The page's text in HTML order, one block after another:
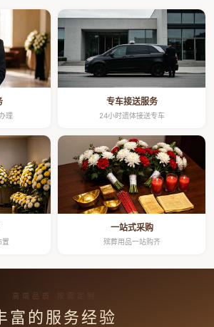
理
专车接送服务
24小时遗体接送专车
置
一站式采购
殡葬用品一站购齐
高端品质 按需定制
富的服务经验